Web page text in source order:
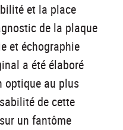
et la place
de la plaque
et échographie
a été élaboré
optique au plus
de cette
un fantôme